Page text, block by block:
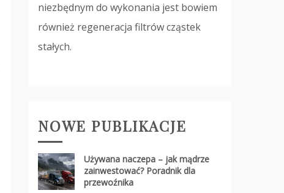
niezbędnym do wykonania jest bowiem
również regeneracja filtrów cząstek
stałych.
NOWE PUBLIKACJE
Używana naczepa – jak mądrze
zainwestować? Poradnik dla
przewoźnika